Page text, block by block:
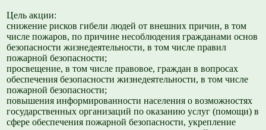
Цель акции:
снижение рисков гибели людей от внешних причин, в том
числе пожаров, по причине несоблюдения гражданами основ
безопасности жизнедеятельности, в том числе правил
пожарной безопасности;
просвещение, в том числе правовое, граждан в вопросах
обеспечения безопасности жизнедеятельности, в том числе
пожарной безопасности;
повышения информированности населения о возможностях
государственных организаций по оказанию услуг (помощи) в
сфере обеспечения пожарной безопасности, укрепление